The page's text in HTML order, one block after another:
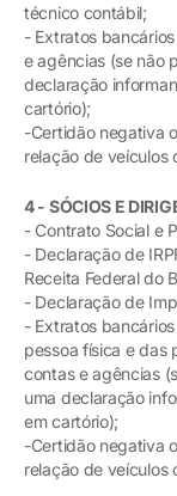
técnico contábil;
- Extratos
e agências (se não
declaração
cartório);
-Certidão negativa
relação de veículos
4 - SÓCIOS E
- Contrato Social e
- Declaração de
Receita Federal do
- Declaração de
- Extratos
pessoa física e das
contas e agências
uma declaração
em cartório);
-Certidão negativa
relação de veículos